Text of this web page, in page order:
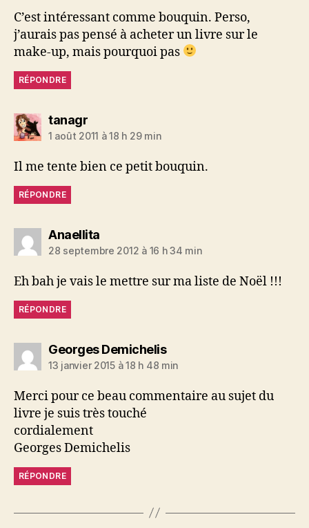
C’est intéressant comme bouquin. Perso,
j’aurais pas pensé à acheter un livre sur le
make-up, mais pourquoi pas
RÉPONDRE
tanagrdit :
1 août 2011 à 18 h 29 min
Il me tente bien ce petit bouquin.
RÉPONDRE
Anaellitadit :
28 septembre 2012 à 16 h 34 min
Eh bah je vais le mettre sur ma liste de Noël !!!
RÉPONDRE
Georges Demichelisdit :
13 janvier 2015 à 18 h 48 min
Merci pour ce beau commentaire au sujet du
livre je suis très touché
cordialement
Georges Demichelis
RÉPONDRE